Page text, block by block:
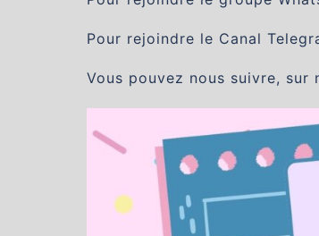
Pour rejoindre le Canal
Vous pouvez nous suivre, sur